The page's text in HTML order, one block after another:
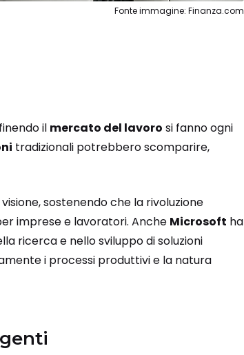
Fonte immagine: Finanza.com
il mercato del lavoro si fanno ogni
tradizionali potrebbero scomparire,
sostenendo che la rivoluzione
imprese e lavoratori. Anche Microsoft ha
ricerca e nello sviluppo di soluzioni
i processi produttivi e la natura